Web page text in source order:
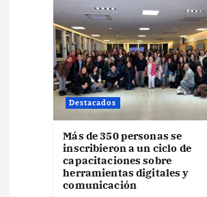
Destacados
Más de 350 personas se
inscribieron a un ciclo de
capacitaciones sobre
herramientas digitales y
comunicación